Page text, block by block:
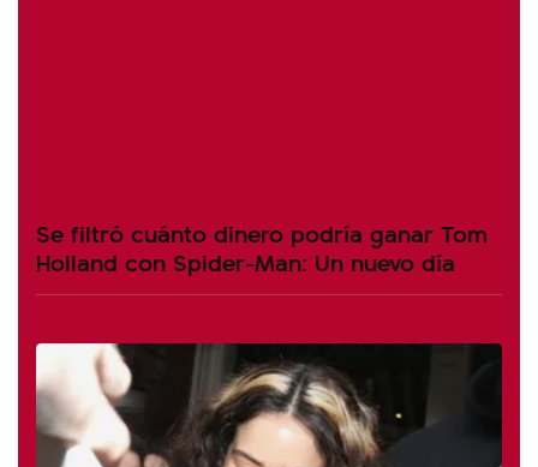
Se filtró cuánto dinero podría ganar Tom
Holland con Spider-Man: Un nuevo día